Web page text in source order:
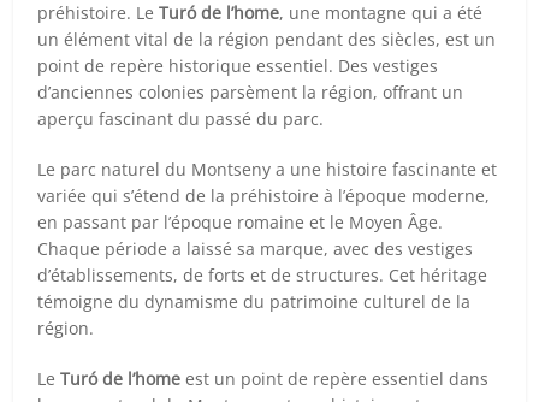
préhistoire. LeTuró de l’home, une montagne qui a été
un élément vital de la région pendant des siècles, est un
point de repère historique essentiel. Des vestiges
d’anciennes colonies parsèment la région, offrant un
aperçu fascinant du passé du parc.
Le parc naturel du Montseny a une histoire fascinante et
variée qui s’étend de la préhistoire à l’époque moderne,
en passant par l’époque romaine et le Moyen Âge.
Chaque période a laissé sa marque, avec des vestiges
d’établissements, de forts et de structures. Cet héritage
témoigne du dynamisme du patrimoine culturel de la
région.
LeTuró de l’home est un point de repère essentiel dans